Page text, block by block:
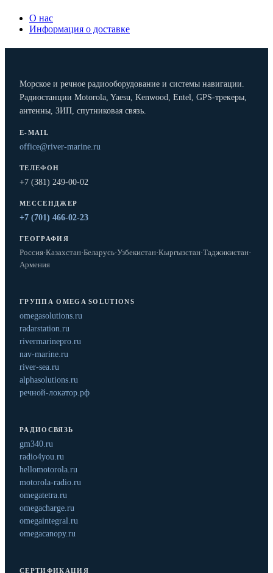
О нас
Информация о доставке
Морское и речное радиооборудование и системы навигации.
Радиостанции Motorola, Yaesu, Kenwood, Entel, GPS-трекеры,
антенны, ЗИП, спутниковая связь.
E-MAIL
office@river-marine.ru
ТЕЛЕФОН
+7 (381) 249-00-02
МЕССЕНДЖЕР
+7 (701) 466-02-23
ГЕОГРАФИЯ
Россия·Казахстан·Беларусь·Узбекистан·Кыргызстан·Таджикистан·
Армения
ГРУППА OMEGA SOLUTIONS
omegasolutions.ru
radarstation.ru
rivermarinepro.ru
nav-marine.ru
river-sea.ru
alphasolutions.ru
речной-локатор.рф
РАДИОСВЯЗЬ
gm340.ru
radio4you.ru
hellomotorola.ru
motorola-radio.ru
omegatetra.ru
omegacharge.ru
omegaintegral.ru
omegacanopy.ru
СЕРТИФИКАЦИЯ